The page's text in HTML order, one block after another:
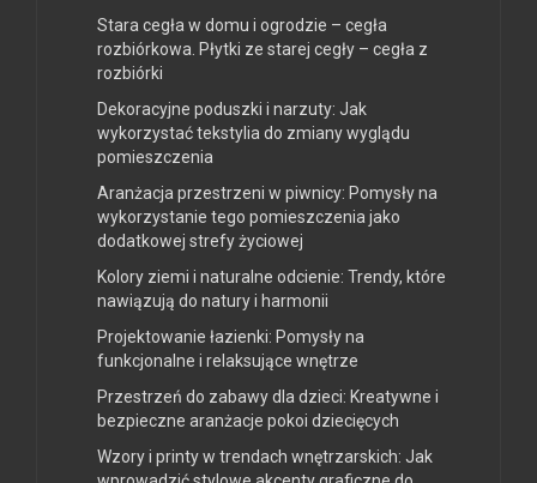
Stara cegła w domu i ogrodzie – cegła
rozbiórkowa. Płytki ze starej cegły – cegła z
rozbiórki
Dekoracyjne poduszki i narzuty: Jak
wykorzystać tekstylia do zmiany wyglądu
pomieszczenia
Aranżacja przestrzeni w piwnicy: Pomysły na
wykorzystanie tego pomieszczenia jako
dodatkowej strefy życiowej
Kolory ziemi i naturalne odcienie: Trendy, które
nawiązują do natury i harmonii
Projektowanie łazienki: Pomysły na
funkcjonalne i relaksujące wnętrze
Przestrzeń do zabawy dla dzieci: Kreatywne i
bezpieczne aranżacje pokoi dziecięcych
Wzory i printy w trendach wnętrzarskich: Jak